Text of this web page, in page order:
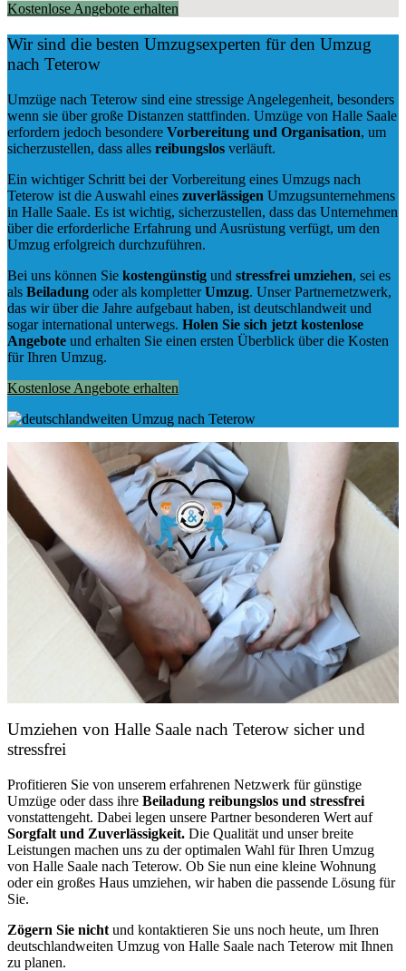
Kostenlose Angebote erhalten
Wir sind die besten Umzugsexperten für den Umzug
nach Teterow
Umzüge nach Teterow sind eine stressige Angelegenheit, besonders
wenn sie über große Distanzen stattfinden. Umzüge von Halle Saale
erfordern jedoch besondere Vorbereitung und Organisation, um
sicherzustellen, dass alles reibungslos verläuft.
Ein wichtiger Schritt bei der Vorbereitung eines Umzugs nach
Teterow ist die Auswahl eines zuverlässigen Umzugsunternehmens
in Halle Saale. Es ist wichtig, sicherzustellen, dass das Unternehmen
über die erforderliche Erfahrung und Ausrüstung verfügt, um den
Umzug erfolgreich durchzuführen.
Bei uns können Sie kostengünstig und stressfrei umziehen, sei es
als Beiladung oder als kompletterUmzug. Unser Partnernetzwerk,
das wir über die Jahre aufgebaut haben, ist deutschlandweit und
sogar international unterwegs. Holen Sie sich jetzt kostenlose
Angebote und erhalten Sie einen ersten Überblick über die Kosten
für Ihren Umzug.
Kostenlose Angebote erhalten
Umziehen von Halle Saale nach Teterow sicher und
stressfrei
Profitieren Sie von unserem erfahrenen Netzwerk für günstige
Umzüge oder dass ihre Beiladung reibungslos und stressfrei
vonstattengeht. Dabei legen unsere Partner besonderen Wert auf
Sorgfalt und Zuverlässigkeit. Die Qualität und unser breite
Leistungen machen uns zu der optimalen Wahl für Ihren Umzug
von Halle Saale nach Teterow. Ob Sie nun eine kleine Wohnung
oder ein großes Haus umziehen, wir haben die passende Lösung für
Sie.
Zögern Sie nicht und kontaktieren Sie uns noch heute, um Ihren
deutschlandweiten Umzug von Halle Saale nach Teterow mit Ihnen
zu planen.